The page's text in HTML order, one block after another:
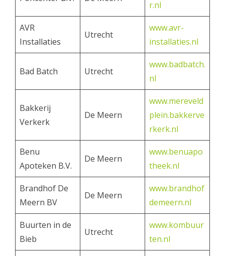
r.nl
AVR
Installaties
Utrecht
www.avr-
installaties.nl
Bad Batch Utrecht
www.badbatch.
nl
Bakkerij
Verkerk
De Meern
www.mereveld
plein.bakkerve
rkerk.nl
Benu
Apoteken B.V.
De Meern
www.benuapo
theek.nl
Brandhof De
Meern BV
De Meern
www.brandhof
demeern.nl
Buurten in de
Bieb
Utrecht
www.kombuur
ten.nl